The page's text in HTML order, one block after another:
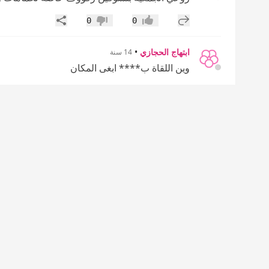
إضافة رد جديد
إعجاب0 عدم إعجاب
0 مشاركة
ابتهاج الحجازي • 14 سنة
وين اللقاة ب**** ابغى المكان